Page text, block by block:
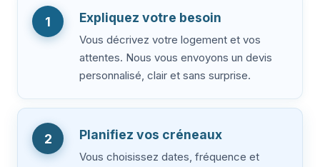
1 Expliquez votre besoin
Vous décrivez votre logement et vos
attentes. Nous vous envoyons un devis
personnalisé, clair et sans surprise.
2 Planifiez vos créneaux
Vous choisissez dates, fréquence et